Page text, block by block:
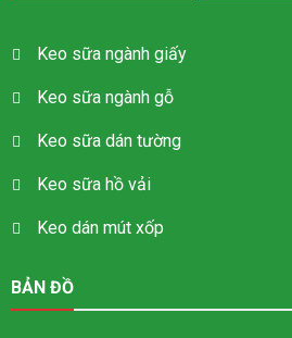
Keo sữa ngành giấy
Keo sữa ngành gỗ
Keo sữa dán tường
Keo sữa hồ vải
Keo dán mút xốp
BẢN ĐỒ